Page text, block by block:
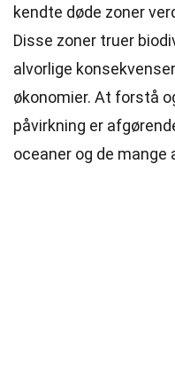
kendte døde zoner
Disse zoner truer
alvorlige
økonomier. At forstå
påvirkning er
oceaner og de mange